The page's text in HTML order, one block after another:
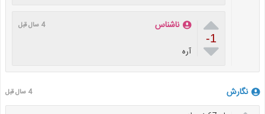

-1

ناشناس 4 سال قبل
آره
نگارش 4 سال قبل